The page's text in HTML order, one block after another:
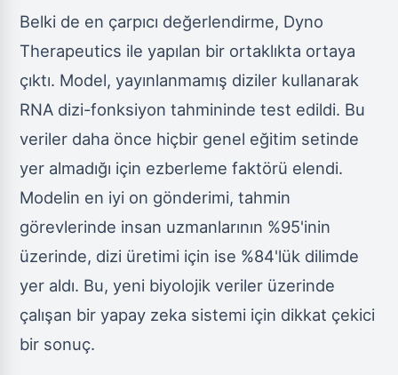
Belki de en çarpıcı değerlendirme, Dyno
Therapeutics ile yapılan bir ortaklıkta ortaya
çıktı. Model, yayınlanmamış diziler kullanarak
RNA dizi-fonksiyon tahmininde test edildi. Bu
veriler daha önce hiçbir genel eğitim setinde
yer almadığı için ezberleme faktörü elendi.
Modelin en iyi on gönderimi, tahmin
görevlerinde insan uzmanlarının %95'inin
üzerinde, dizi üretimi için ise %84'lük dilimde
yer aldı. Bu, yeni biyolojik veriler üzerinde
çalışan bir yapay zeka sistemi için dikkat çekici
bir sonuç.